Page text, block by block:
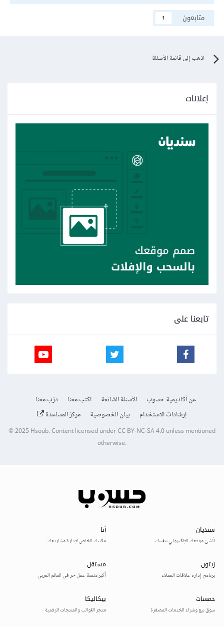
متابعون
1
اذهب إلى قائمة الأسئلة
إعلانات
تابعنا على
عن أكاديمية حسوب الأسئلة الشائعة اكتب معنا
درّب معنا
إرشادات الاستخدام
بيان الخصوصية مركز المساعدة
© 2025Hsoub.Content licensed underCC BY-NC-SA 4.0unless mentioned
otherwise.